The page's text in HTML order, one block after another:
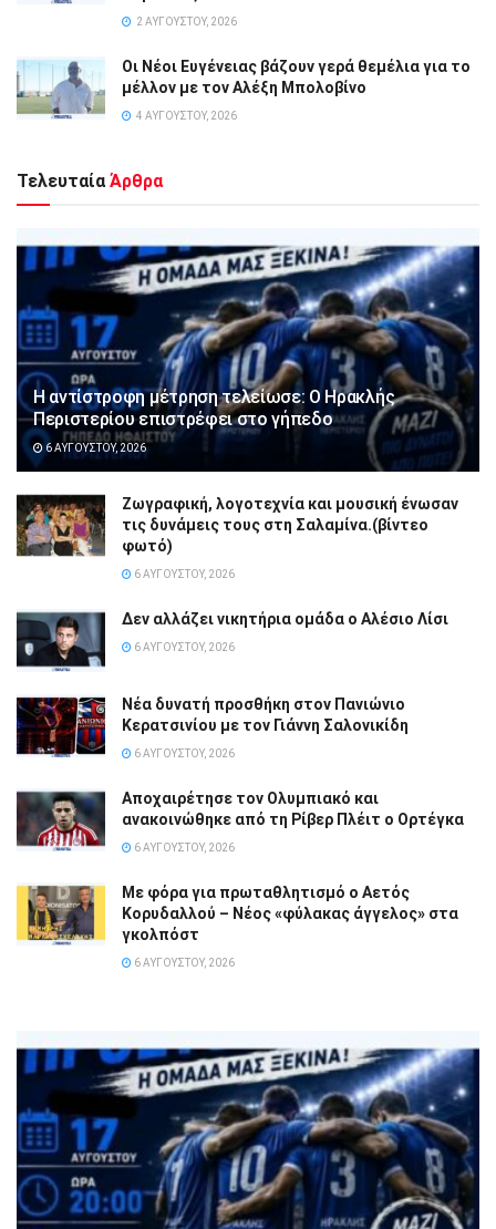
2 ΑΥΓΟΎΣΤΟΥ, 2026
Οι Νέοι Ευγένειας βάζουν γερά θεμέλια για το
μέλλον με τον Αλέξη Μπολοβίνο
4 ΑΥΓΟΎΣΤΟΥ, 2026
Τελευταία Άρθρα
Η αντίστροφη μέτρηση τελείωσε: Ο Ηρακλής
Περιστερίου επιστρέφει στο γήπεδο
6 ΑΥΓΟΎΣΤΟΥ, 2026
Ζωγραφική, λογοτεχνία και μουσική ένωσαν
τις δυνάμεις τους στη Σαλαμίνα.(βίντεο
φωτό)
6 ΑΥΓΟΎΣΤΟΥ, 2026
Δεν αλλάζει νικητήρια ομάδα ο Αλέσιο Λίσι
6 ΑΥΓΟΎΣΤΟΥ, 2026
Νέα δυνατή προσθήκη στον Πανιώνιο
Κερατσινίου με τον Γιάννη Σαλονικίδη
6 ΑΥΓΟΎΣΤΟΥ, 2026
Αποχαιρέτησε τον Ολυμπιακό και
ανακοινώθηκε από τη Ρίβερ Πλέιτ ο Ορτέγκα
6 ΑΥΓΟΎΣΤΟΥ, 2026
Με φόρα για πρωταθλητισμό ο Αετός
Κορυδαλλού – Νέος «φύλακας άγγελος» στα
γκολπόστ
6 ΑΥΓΟΎΣΤΟΥ, 2026